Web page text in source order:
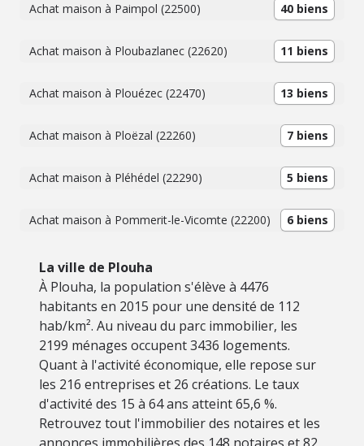
Achat maison à Paimpol (22500) 40 biens
Achat maison à Ploubazlanec (22620) 11 biens
Achat maison à Plouézec (22470) 13 biens
Achat maison à Ploëzal (22260) 7 biens
Achat maison à Pléhédel (22290) 5 biens
Achat maison à Pommerit-le-Vicomte (22200) 6 biens
La ville de Plouha
À Plouha, la population s'élève à 4476
habitants en 2015 pour une densité de 112
hab/km². Au niveau du parc immobilier, les
2199 ménages occupent 3436 logements.
Quant à l'activité économique, elle repose sur
les 216 entreprises et 26 créations. Le taux
d'activité des 15 à 64 ans atteint 65,6 %.
Retrouvez tout l'immobilier des notaires et les